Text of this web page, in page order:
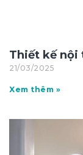
Thiết kế nội
21/03/2025
Xem thêm »